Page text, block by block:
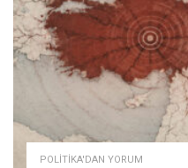
POLITIKA'DAN YORUM